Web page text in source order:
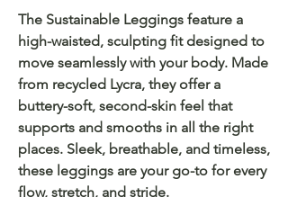
The Sustainable Leggings feature a
high-waisted, sculpting fit designed to
move seamlessly with your body. Made
from recycled Lycra, they offer a
buttery-soft, second-skin feel that
supports and smooths in all the right
places. Sleek, breathable, and timeless,
these leggings are your go-to for every
flow, stretch, and stride.